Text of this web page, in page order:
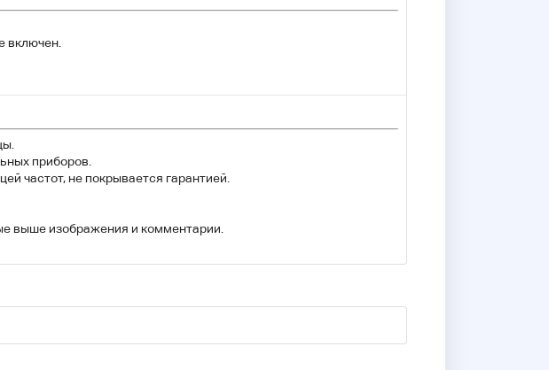
включен.
приборов.
частот, не покрывается гарантией.
выше изображения и комментарии.